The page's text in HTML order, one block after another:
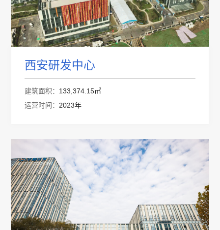
西安研发中心
建筑面积： 133,374.15㎡
运营时间： 2023年